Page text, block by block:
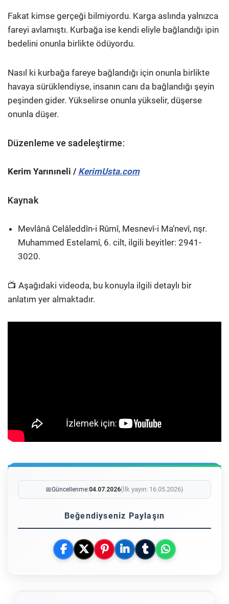
Fakat kimse gerçeği bilmiyordu. Karga aslında yalnızca
fareyi avlamıştı. Kurbağa ise kendi eliyle bağlandığı ipin
bedelini onunla birlikte ödüyordu.
Nasıl ki kurbağa fareye bağlandığı için onunla birlikte
havaya sürüklendiyse, insanın canı da bağlandığı şeyin
peşinden gider. Yükselirse onunla yükselir, düşerse
onunla düşer.
Düzenleme ve sadeleştirme:
Kerim Yarınıneli / KerimUsta.com
Kaynak
Mevlânâ Celâleddîn-i Rûmî, Mesnevî-i Ma‘nevî, nşr.
Muhammed Estelamî, 6. cilt, ilgili beyitler: 2941-
3020.
📺 Aşağıdaki videoda, bu konuyla ilgili detaylı bir
anlatım yer almaktadır.
📅Güncellenme:04.07.2026(İlk yayın: 16.05.2026)
Beğendiyseniz Paylaşın